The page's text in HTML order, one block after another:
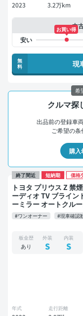
2023 3.2万km
中
お買い得
無
料
現
クルマ探
出品前の登録車
ご希望の条
購入
終了間近 短納期 価格
トヨタ プリウス Z 禁煙車 整備記録簿あり ディスプレイオ
ーディオ TV ブライン
ーミラー オートクル
ア バックモニター 全
軽減
#ワンオーナー #現車確認
板金歴
あり
外装
S
内装
S
年式 走行距離
希